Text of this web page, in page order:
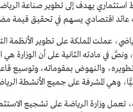
يهدف إلى تطوير صناعة
اقتصادي يسهم في تحقيق قيمة
عملت المملكة على تطوير الأنظمة
عام 1442هـ/2020م، ونصَّ في مادته الثانية على أن
والنهوض بمقوماته، وتوسيع
وهي المشرفة على جميع الأنشطة
وزارة الرياضة على تشجيع